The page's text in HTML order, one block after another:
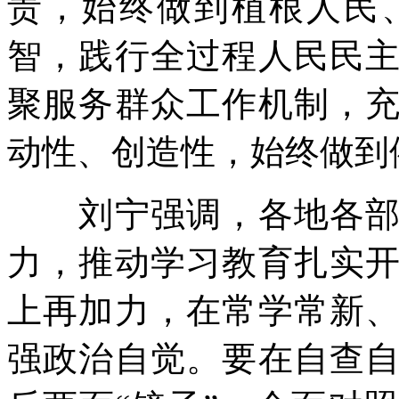
智，践行全过程人民民
聚服务群众工作机制，
动性、创造性，始终做
刘宁强调，各地各部
力，推动学习教育扎实
上再加力，在常学常新
强政治自觉。要在自查